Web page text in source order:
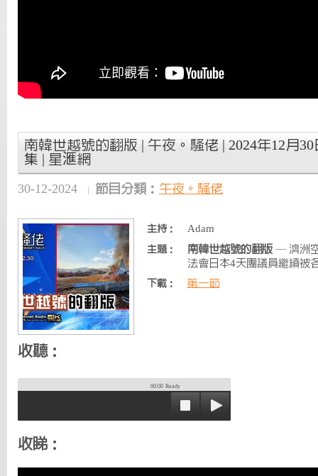
南韓世越號的翻版 | 午夜。騷佬 | 2024年12月
集 | 星滙網
30-12-2024 節目分類： 午夜。騷佬
主持： Adam
主題： 南韓世越號的翻版 — 濟洲
法會日本4天團議員繼續被
下載： 第一節
收聽：
00:00 Ready
收睇：